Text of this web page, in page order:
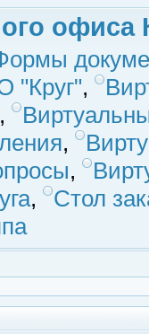
офиса
"Круг",
,
,
,
,
Стол